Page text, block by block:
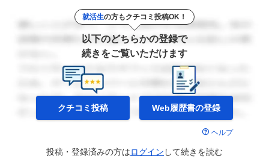
就活生の方もクチコミ投稿OK！
以下のどちらかの登録で
続きをご覧いただけます
クチコミ投稿 Web履歴書の登録
ヘルプ
投稿・登録済みの方はログイン して続きを読む